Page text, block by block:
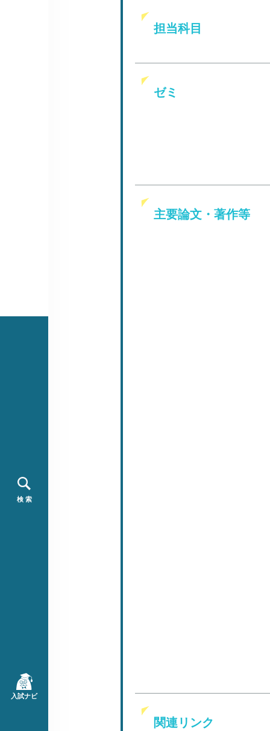
検 索
入試ナビ
担当科目
ゼミ
主要論文・著作等
関連リンク